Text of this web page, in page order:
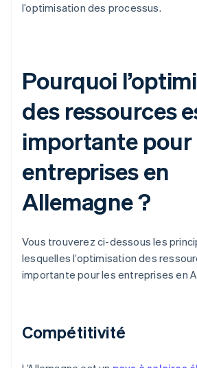
l’optimisation des processus.
Pourquoi
des ressources
importante pour
entreprises en
Allemagne ?
Vous trouverez ci-dessous les
lesquelles l’optimisation des
importante pour les entreprises en
Compétitivité